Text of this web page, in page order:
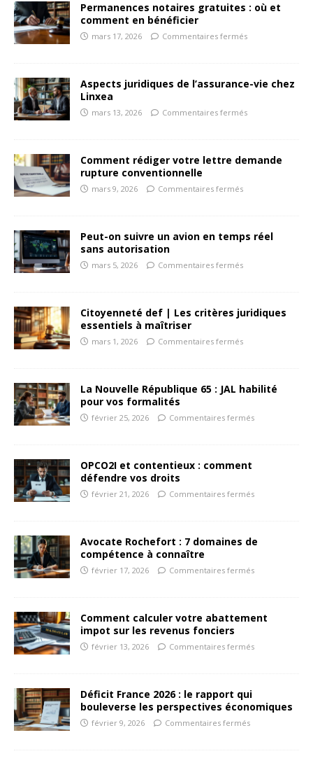
Permanences notaires gratuites : où et
comment en bénéficier
mars 17, 2026 Commentaires fermés
Aspects juridiques de l’assurance-vie chez
Linxea
mars 13, 2026 Commentaires fermés
Comment rédiger votre lettre demande
rupture conventionnelle
mars 9, 2026 Commentaires fermés
Peut-on suivre un avion en temps réel
sans autorisation
mars 5, 2026 Commentaires fermés
Citoyenneté def | Les critères juridiques
essentiels à maîtriser
mars 1, 2026 Commentaires fermés
La Nouvelle République 65 : JAL habilité
pour vos formalités
février 25, 2026 Commentaires fermés
OPCO2I et contentieux : comment
défendre vos droits
février 21, 2026 Commentaires fermés
Avocate Rochefort : 7 domaines de
compétence à connaître
février 17, 2026 Commentaires fermés
Comment calculer votre abattement
impot sur les revenus fonciers
février 13, 2026 Commentaires fermés
Déficit France 2026 : le rapport qui
bouleverse les perspectives économiques
février 9, 2026 Commentaires fermés